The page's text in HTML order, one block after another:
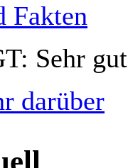
Fakten
Sehr
darüber